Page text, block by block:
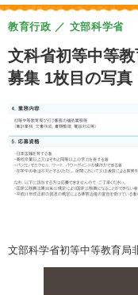
文科省初等中等
募集 1枚目の写真
教育行政 文部科学省
文部科学省初等中等教育局